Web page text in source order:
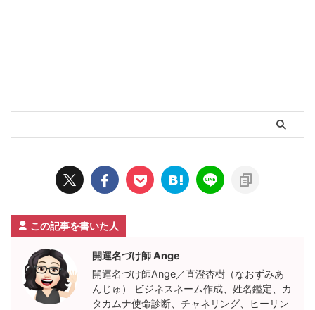
この記事を書いた人
開運名づけ師 Ange
開運名づけ師Ange／直澄杏樹（なおずみあ
んじゅ） ビジネスネーム作成、姓名鑑定、カ
タカムナ使命診断、チャネリング、ヒーリン